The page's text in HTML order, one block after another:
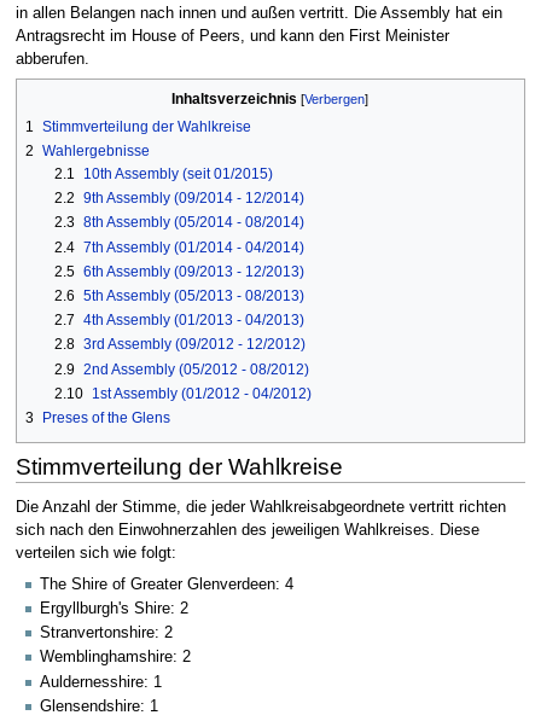
in allen Belangen nach innen und außen vertritt. Die Assembly hat ein
Antragsrecht im House of Peers, und kann den First Meinister
abberufen.
Inhaltsverzeichnis
1
Stimmverteilung der Wahlkreise
2 Wahlergebnisse
2.1
10th Assembly (seit 01/2015)
2.2 9th Assembly (09/2014 - 12/2014)
2.3 8th Assembly (05/2014 - 08/2014)
2.4 7th Assembly (01/2014 - 04/2014)
2.5 6th Assembly (09/2013 - 12/2013)
2.6 5th Assembly (05/2013 - 08/2013)
2.7 4th Assembly (01/2013 - 04/2013)
2.8 3rd Assembly (09/2012 - 12/2012)
2.9 2nd Assembly (05/2012 - 08/2012)
2.10 1st Assembly (01/2012 - 04/2012)
3
Preses of the Glens
Stimmverteilung der Wahlkreise
Die Anzahl der Stimme, die jeder Wahlkreisabgeordnete vertritt richten
sich nach den Einwohnerzahlen des jeweiligen Wahlkreises. Diese
verteilen sich wie folgt:
The Shire of Greater Glenverdeen: 4
Ergyllburgh's Shire: 2
Stranvertonshire: 2
Wemblinghamshire: 2
Auldernesshire: 1
Glensendshire: 1